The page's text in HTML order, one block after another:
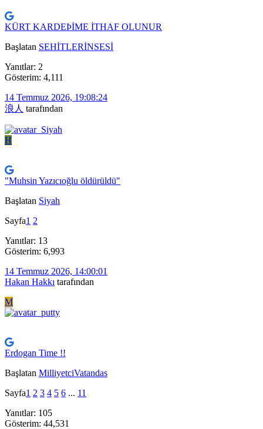
KÜRT KARDEÞİME İTHAF OLUNUR
Başlatan SEHİTLERİNSESİ
Yanıtlar: 2
Gösterim: 4,111
14 Temmuz 2026, 19:08:24
浪人 tarafından
H
"Muhsin Yazıcıoğlu öldürüldü"
Başlatan Siyah
Sayfa1 2
Yanıtlar: 13
Gösterim: 6,993
14 Temmuz 2026, 14:00:01
Hakan Hakkı tarafından
M
Erdogan Time !!
Başlatan MilliyetciVatandas
Sayfa1 2 3 4 5 6 ... 11
Yanıtlar: 105
Gösterim: 44,531